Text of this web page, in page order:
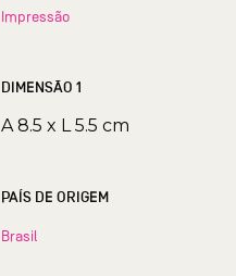
Impressão
DIMENSÃO 1
A 8.5 x L 5.5 cm
PAÍS DE ORIGEM
Brasil